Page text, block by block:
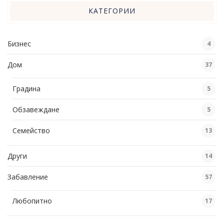
КАТЕГОРИИ
Бизнес 4
Дом 37
Градина 5
Обзавеждане 5
Семейство 13
Други 14
Забавление 57
Любопитно 17